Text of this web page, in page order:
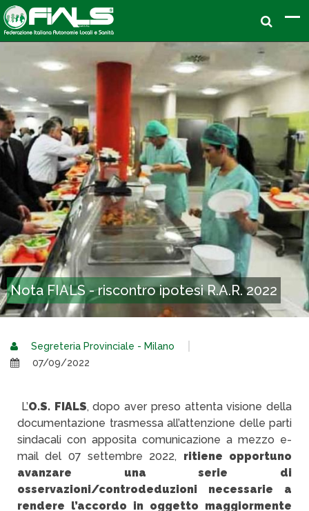
Nota FIALS - riscontro ipotesi R.A.R. 2022
Segreteria Provinciale - Milano
07/09/2022
L’O.S. FIALS, dopo aver preso attenta visione della
documentazione trasmessa all’attenzione delle parti
sindacali con apposita comunicazione a mezzo e-
mail del 07 settembre 2022, ritiene opportuno
avanzare una serie di
osservazioni/controdeduzioni necessarie a
rendere l’accordo in oggetto maggiormente